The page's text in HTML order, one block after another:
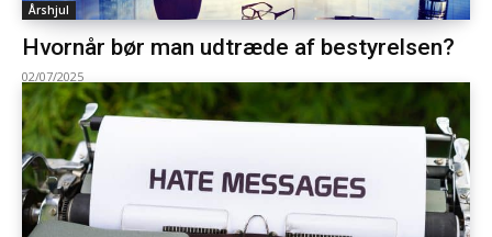
Årshjul
Hvornår bør man udtræde af bestyrelsen?
02/07/2025